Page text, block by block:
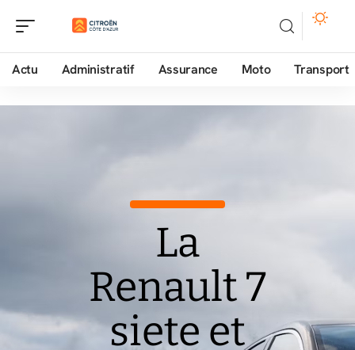
Actu Administratif Assurance Moto Transport
La
Renault 7
siete et